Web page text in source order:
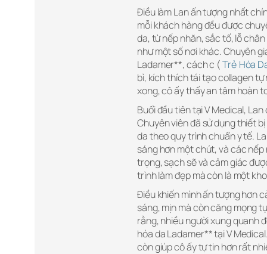
Điều làm Lan ấn tượng nhất
mỗi khách hàng đều được
da, từ nếp nhăn, sắc tố, lỗ
như một số nơi khác. Chuyên
Ladamer**, cách c (Trẻ Hóa
bì, kích thích tái tạo collagen
xong, cô ấy thấy an tâm hoàn
Buổi đầu tiên tại V Medical,
Chuyên viên đã sử dụng thiết
da theo quy trình chuẩn y tế.
sáng hơn một chút, và các
trọng, sạch sẽ và cảm giác
trình làm đẹp mà còn là một
Điều khiến mình ấn tượng hơn
sáng, mịn mà còn căng mọng
rằng, nhiều người xung quanh
hóa da Ladamer** tại V
còn giúp cô ấy tự tin hơn rất